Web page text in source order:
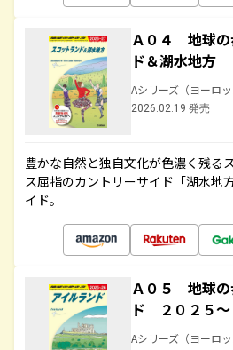
Ａ０４ 地球
ド＆湖水地方
Aシリーズ（ヨーロ
2026.02.19 発売
豊かな自然と独自文化が色濃く残る
ス屈指のカントリーサイド「湖水地
イド。
Ａ０５ 地球
ド ２０２５～
Aシリーズ（ヨーロ